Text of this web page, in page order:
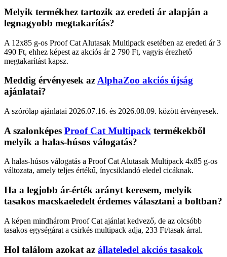
Melyik termékhez tartozik az eredeti ár alapján a
legnagyobb megtakarítás?
A 12x85 g-os Proof Cat Alutasak Multipack esetében az eredeti ár 3
490 Ft, ehhez képest az akciós ár 2 790 Ft, vagyis érezhető
megtakarítást kapsz.
Meddig érvényesek azAlphaZoo akciós újság
ajánlatai?
A szórólap ajánlatai 2026.07.16. és 2026.08.09. között érvényesek.
A szalonképes Proof Cat Multipack termékekből
melyik a halas-húsos válogatás?
A halas-húsos válogatás a Proof Cat Alutasak Multipack 4x85 g-os
változata, amely teljes értékű, ínycsiklandó eledel cicáknak.
Ha a legjobb ár-érték arányt keresem, melyik
tasakos macskaeledelt érdemes választani a boltban?
A képen mindhárom Proof Cat ajánlat kedvező, de az olcsóbb
tasakos egységárat a csirkés multipack adja, 233 Ft/tasak árral.
Hol találom azokat az állateledel akciós tasakok